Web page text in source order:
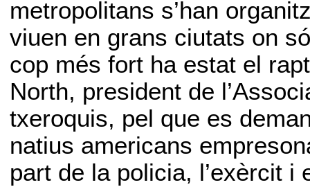
metropolitans s’han
viuen en grans ciutats on
cop més fort ha estat el
North, president de
txeroquis, pel que es
natius americans
part de la policia, l’exèrcit